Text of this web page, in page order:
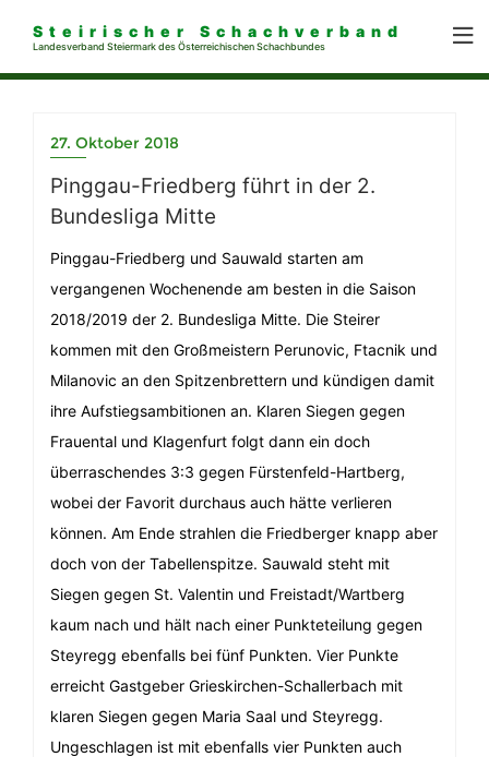
Steirischer Schachverband
Landesverband Steiermark des Österreichischen Schachbundes
27. Oktober 2018
Pinggau-Friedberg führt in der 2.
Bundesliga Mitte
Pinggau-Friedberg und Sauwald starten am
vergangenen Wochenende am besten in die Saison
2018/2019 der 2. Bundesliga Mitte. Die Steirer
kommen mit den Großmeistern Perunovic, Ftacnik und
Milanovic an den Spitzenbrettern und kündigen damit
ihre Aufstiegsambitionen an. Klaren Siegen gegen
Frauental und Klagenfurt folgt dann ein doch
überraschendes 3:3 gegen Fürstenfeld-Hartberg,
wobei der Favorit durchaus auch hätte verlieren
können. Am Ende strahlen die Friedberger knapp aber
doch von der Tabellenspitze. Sauwald steht mit
Siegen gegen St. Valentin und Freistadt/Wartberg
kaum nach und hält nach einer Punkteteilung gegen
Steyregg ebenfalls bei fünf Punkten. Vier Punkte
erreicht Gastgeber Grieskirchen-Schallerbach mit
klaren Siegen gegen Maria Saal und Steyregg.
Ungeschlagen ist mit ebenfalls vier Punkten auch